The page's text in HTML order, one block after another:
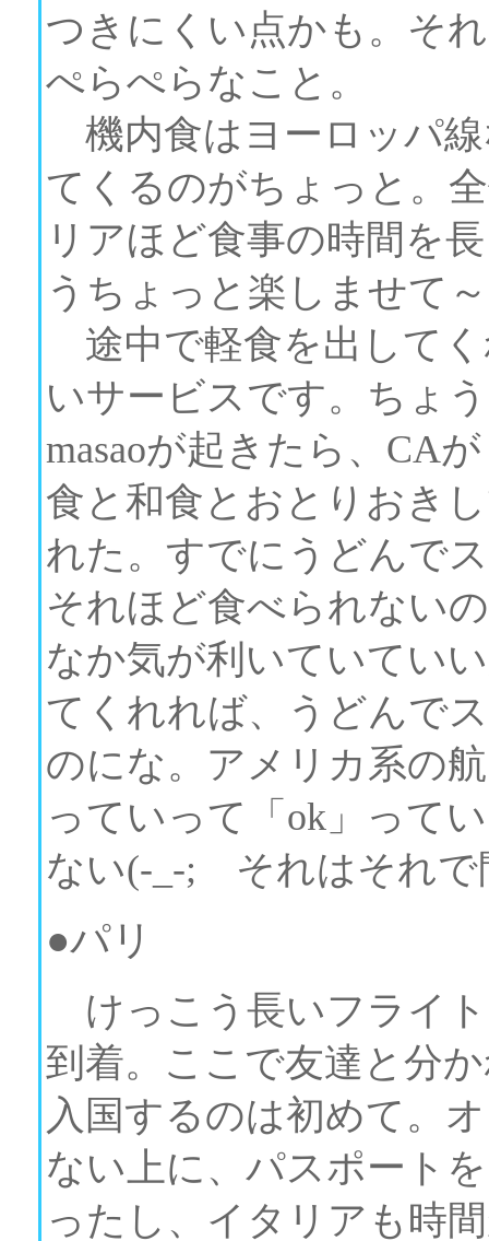
つきにくい点かも。そ
ぺらぺらなこと。
機内食はヨーロッパ
てくるのがちょっと。
リアほど食事の時間を
うちょっと楽しませて
途中で軽食を出して
いサービスです。ちょ
masaoが起きたら、CA
食と和食とおとりおき
れた。すでにうどんで
それほど食べられない
なか気が利いていてい
てくれれば、うどんで
のにな。アメリカ系の
っていって「ok」って
ない(-_-; それはそれで
●パリ
けっこう長いフライ
到着。ここで友達と分
入国するのは初めて。
ない上に、パスポート
ったし、イタリアも時